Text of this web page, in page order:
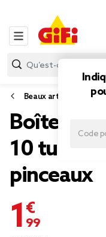
Beaux arts
Boîte
10 tubes
pinceaux
1,99 €